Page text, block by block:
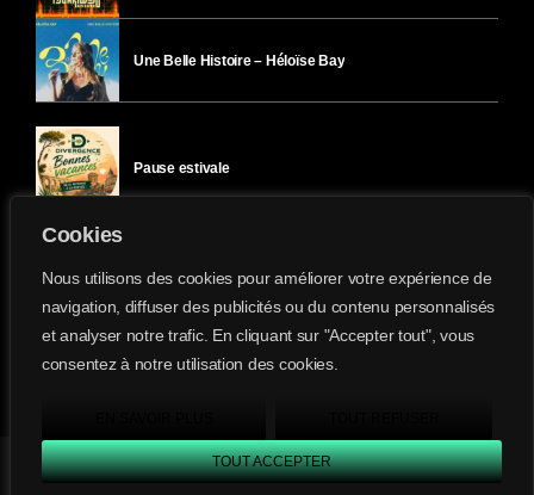
Cookies
Nous utilisons des cookies pour améliorer votre expérience de
navigation, diffuser des publicités ou du contenu personnalisés
et analyser notre trafic. En cliquant sur "Accepter tout", vous
consentez à notre utilisation des cookies.
TOUT ACCEPTER
play_arrow Divergence FM keyboard_arrow_right
Une Belle Histoire – Héloïse Bay
Pause estivale
Ici l’Ombre – mardi 28 juillet